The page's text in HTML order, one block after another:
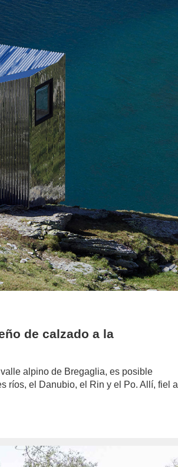
de calzado a la
alpino de Bregaglia, es posible
ríos, el Danubio, el Rin y el Po. Allí, fiel a